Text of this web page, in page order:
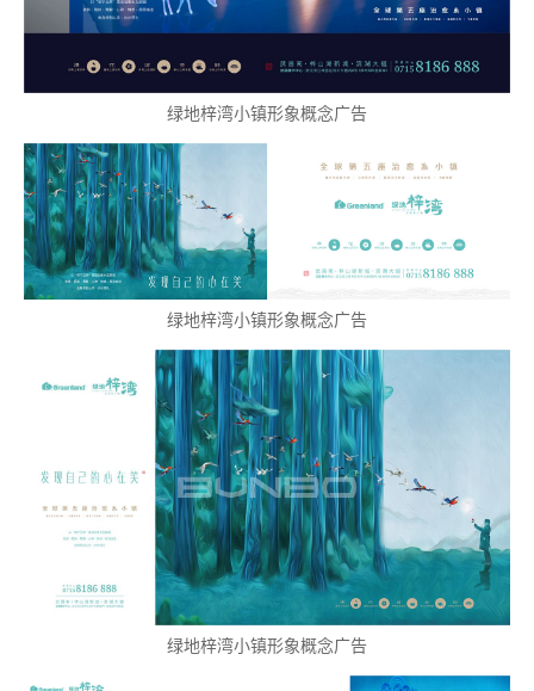
绿地梓湾小镇形象概念广告
绿地梓湾小镇形象概念广告
绿地梓湾小镇形象概念广告